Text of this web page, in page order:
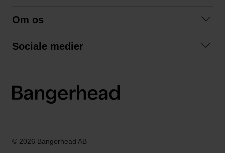
Betingelser
Om os
Sociale medier
LinkedIn
© 2026 Bangerhead AB